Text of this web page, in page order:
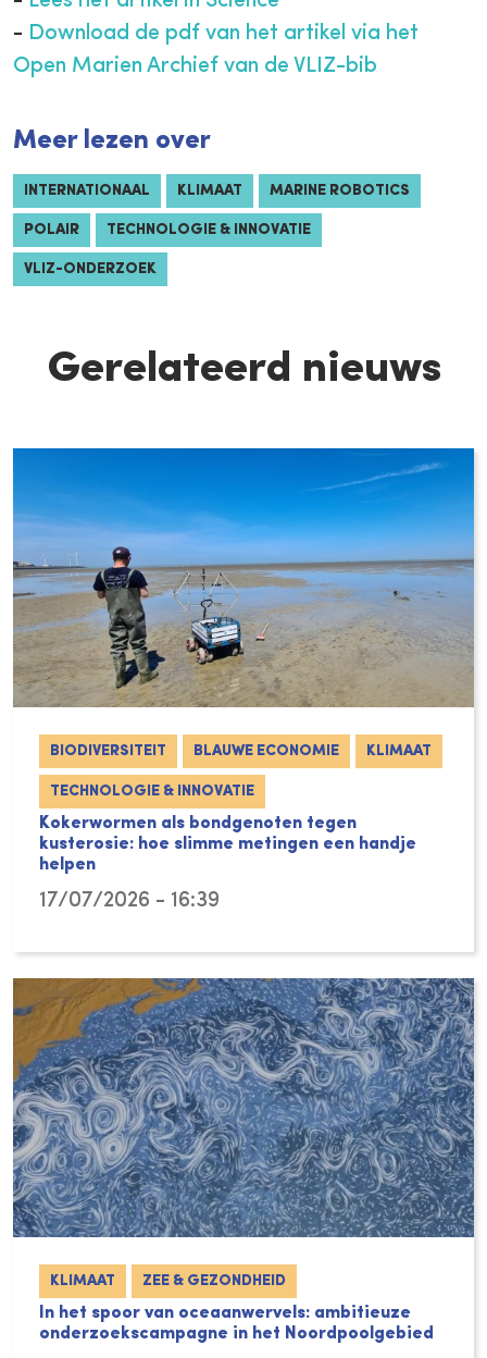
- Download de pdf van het artikel via het
Open Marien Archief van de VLIZ-bib
Meer lezen over
INTERNATIONAAL KLIMAAT MARINE ROBOTICS
POLAIR TECHNOLOGIE & INNOVATIE
VLIZ-ONDERZOEK
Gerelateerd nieuws
BIODIVERSITEIT BLAUWE ECONOMIE KLIMAAT
TECHNOLOGIE & INNOVATIE
Kokerwormen als bondgenoten tegen
kusterosie: hoe slimme metingen een handje
helpen
17/07/2026 - 16:39
KLIMAAT ZEE & GEZONDHEID
In het spoor van oceaanwervels: ambitieuze
onderzoekscampagne in het Noordpoolgebied